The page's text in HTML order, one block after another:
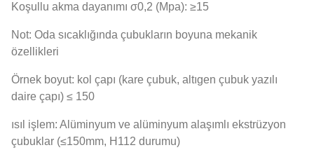
Koşullu akma dayanımı σ0,2 (Mpa): ≥15
Not: Oda sıcaklığında çubukların boyuna mekanik
özellikleri
Örnek boyut: kol çapı (kare çubuk, altıgen çubuk yazılı
daire çapı) ≤ 150
ısıl işlem: Alüminyum ve alüminyum alaşımlı ekstrüzyon
çubuklar (≤150mm, H112 durumu)